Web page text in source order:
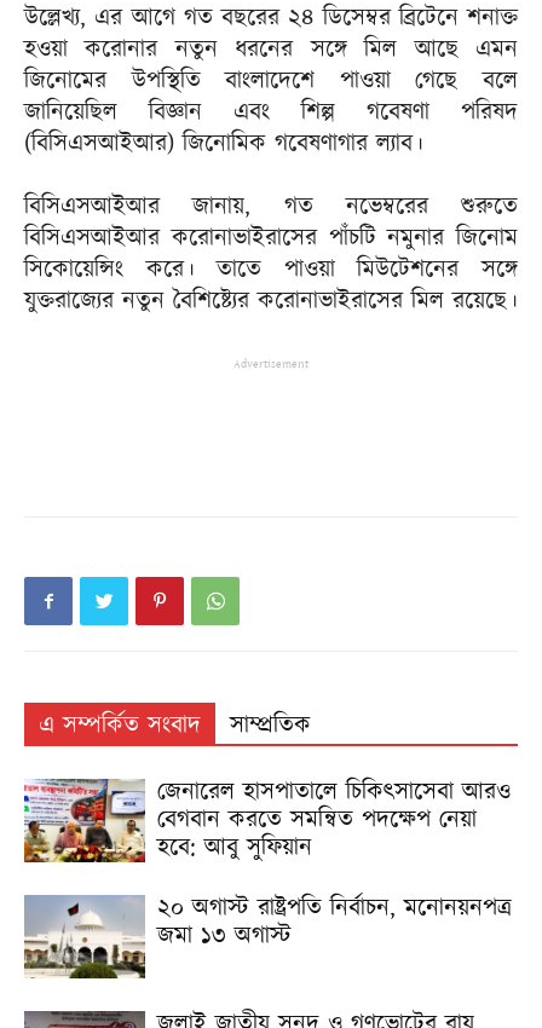
উল্লেখ্য, এর আগে গত বছরের ২৪ ডিসেম্বর ব্রিটেনে শনাক্ত
হওয়া করোনার নতুন ধরনের সঙ্গে মিল আছে এমন
জিনোমের উপস্থিতি বাংলাদেশে পাওয়া গেছে বলে
জানিয়েছিল বিজ্ঞান এবং শিল্প গবেষণা পরিষদ
(বিসিএসআইআর) জিনোমিক গবেষণাগার ল্যাব।
বিসিএসআইআর জানায়, গত নভেম্বরের শুরুতে
বিসিএসআইআর করোনাভাইরাসের পাঁচটি নমুনার জিনোম
সিকোয়েন্সিং করে। তাতে পাওয়া মিউটেশনের সঙ্গে
যুক্তরাজ্যের নতুন বৈশিষ্ট্যের করোনাভাইরাসের মিল রয়েছে।
Advertisement
এ সম্পর্কিত সংবাদ
সাম্প্রতিক
জেনারেল হাসপাতালে চিকিৎসাসেবা আরও
বেগবান করতে সমন্বিত পদক্ষেপ নেয়া
হবে: আবু সুফিয়ান
২০ অগাস্ট রাষ্ট্রপতি নির্বাচন, মনোনয়নপত্র
জমা ১৩ অগাস্ট